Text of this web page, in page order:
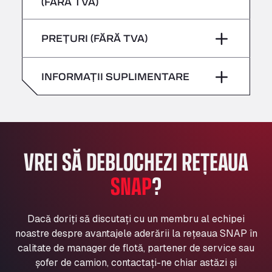
Klaverbladstaat 21, 3560
American Truck Wash
Av. des Etats-Unis 90, 6041
Andamur Guarroman
Andamur La Junquera
Andamur Pamplona
A-15 Salida Imarcoain, 31119
Andamur San Roman II
Anglia Motel
Washway Road, PE12 8LT
Anpol Sp. z o.o.
Ul. Torunska 147, 85884
Sâmbătă
Duminică –
Sâmbătă –
Duminică –
PREȚURI (FĂRĂ TVA)
INFORMAȚII SUPLIMENTARE
VREI SĂ DEBLOCHEZI REȚEAUA
SNAP?
Dacă doriți să discutați cu un membru al echipei
noastre despre avantajele aderării la rețeaua SNAP în
calitate de manager de flotă, partener de service sau
șofer de camion, contactați-ne chiar astăzi și